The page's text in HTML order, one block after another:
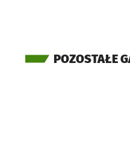
POZOSTAŁE